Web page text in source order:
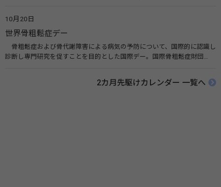
伝えたい！薬との付き合い方」（保健指導リソースガイド）
10月20日
世界骨粗鬆症デー
骨粗鬆症および骨代謝障害による病気の予防について、国際的に認識し
診断し専門研究を促すことを目的とした国際デー。国際骨粗鬆症財団
法人 骨粗鬆症財団 世界骨粗鬆症デー（WOD）2カ月先駆けカレンダー 一覧へ